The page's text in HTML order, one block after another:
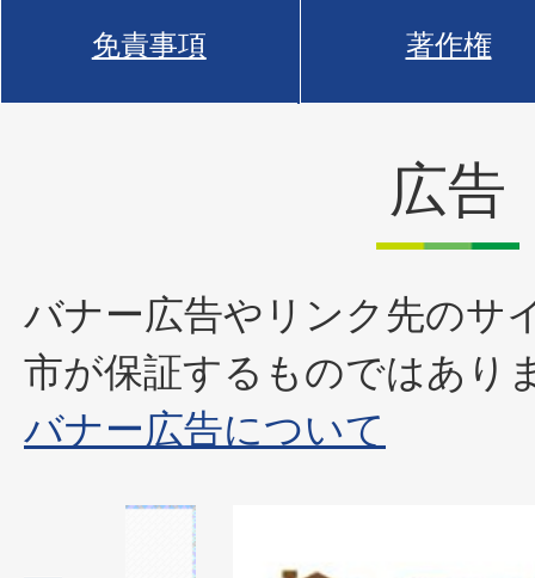
免責事項 著作権
広告
バナー広告やリンク先のサ
市が保証するものではあり
バナー広告について